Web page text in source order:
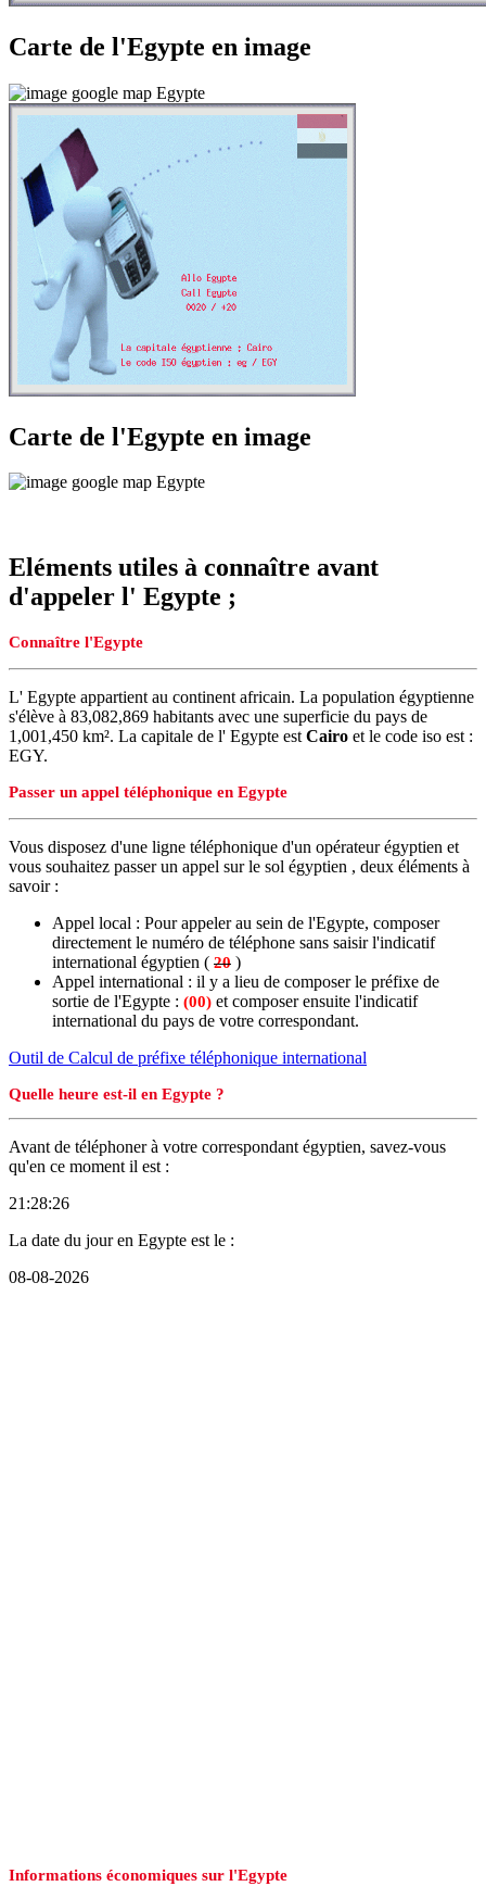
Carte de l'Egypte en image
Carte de l'Egypte en image
Eléments utiles à connaître avant
d'appeler l' Egypte ;
Connaître l'Egypte
L' Egypte appartient au continent africain. La population égyptienne
s'élève à 83,082,869 habitants avec une superficie du pays de
1,001,450 km². La capitale de l' Egypte est Cairo et le code iso est :
EGY.
Passer un appel téléphonique en Egypte
Vous disposez d'une ligne téléphonique d'un opérateur égyptien et
vous souhaitez passer un appel sur le sol égyptien , deux éléments à
savoir :
Appel local : Pour appeler au sein de l'Egypte, composer
directement le numéro de téléphone sans saisir l'indicatif
international égyptien ( 20 )
Appel international : il y a lieu de composer le préfixe de
sortie de l'Egypte : (00) et composer ensuite l'indicatif
international du pays de votre correspondant.
Outil de Calcul de préfixe téléphonique international
Quelle heure est-il en Egypte ?
Avant de téléphoner à votre correspondant égyptien, savez-vous
qu'en ce moment il est :
21:28:26
La date du jour en Egypte est le :
08-08-2026
Informations économiques sur l'Egypte